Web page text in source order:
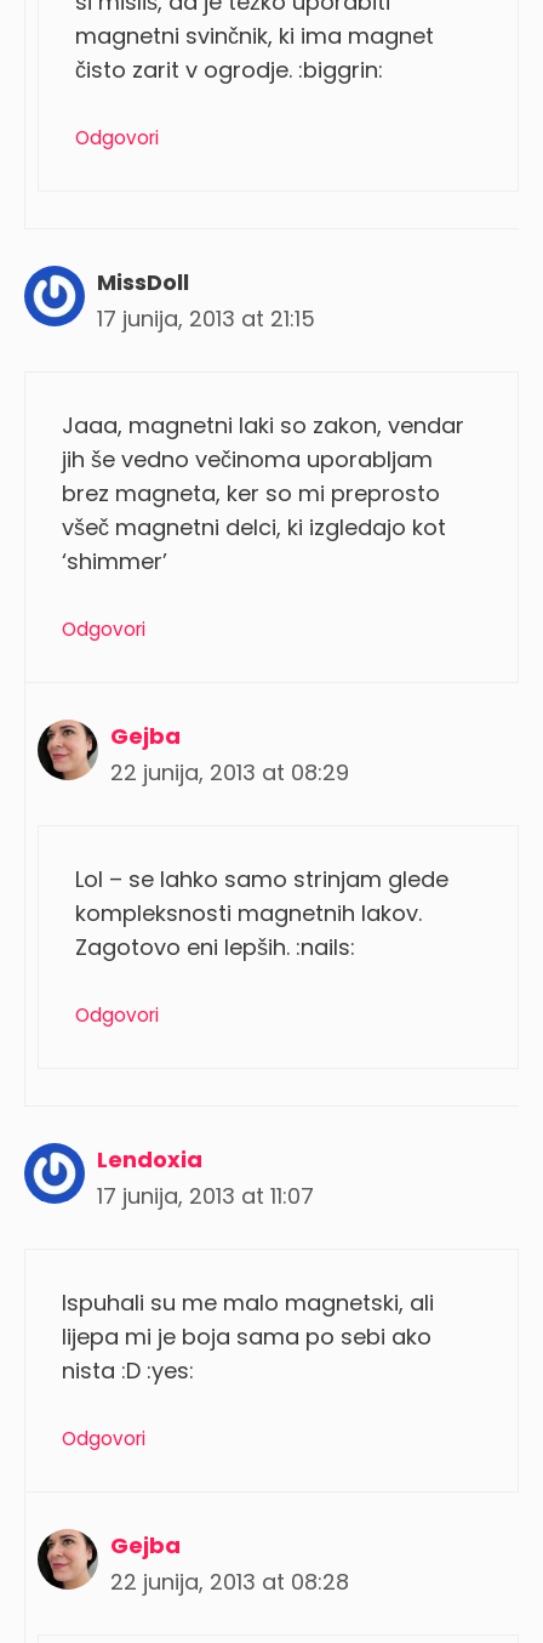
magnetni svinčnik, ki ima magnet
čisto zarit v ogrodje. :biggrin:
Odgovori
MissDoll
17 junija, 2013 at 21:15
Jaaa, magnetni laki so zakon, vendar
jih še vedno večinoma uporabljam
brez magneta, ker so mi preprosto
všeč magnetni delci, ki izgledajo kot
‘shimmer’
Odgovori
Gejba
22 junija, 2013 at 08:29
Lol – se lahko samo strinjam glede
kompleksnosti magnetnih lakov.
Zagotovo eni lepših. :nails:
Odgovori
Lendoxia
17 junija, 2013 at 11:07
Ispuhali su me malo magnetski, ali
lijepa mi je boja sama po sebi ako
nista :D :yes:
Odgovori
Gejba
22 junija, 2013 at 08:28